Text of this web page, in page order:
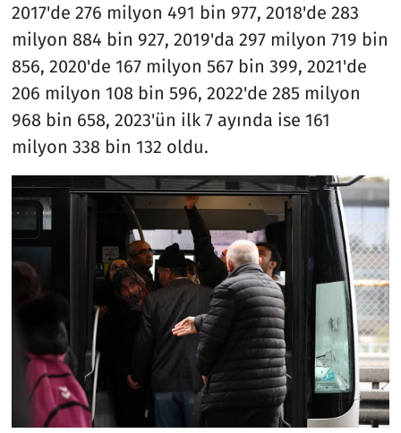
2017'de 276 milyon 491 bin 977, 2018'de 283
milyon 884 bin 927, 2019'da 297 milyon 719 bin
856, 2020'de 167 milyon 567 bin 399, 2021'de
206 milyon 108 bin 596, 2022'de 285 milyon
968 bin 658, 2023'ün ilk 7 ayında ise 161
milyon 338 bin 132 oldu.